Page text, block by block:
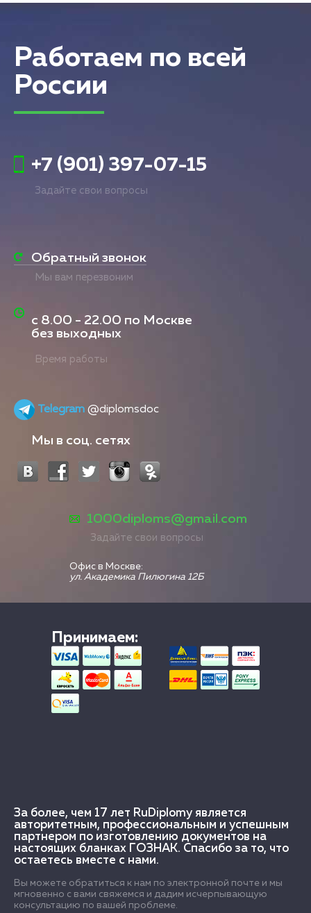
Работаем по всей
России
+7 (901) 397-07-15
Задайте свои вопросы
Обратный звонок
Мы вам перезвоним
с 8.00 - 22.00 по Москве
без выходных
Время работы
Telegram @diplomsdoc
Мы в соц. сетях
1000diploms@gmail.com
Задайте свои вопросы
Офис в Москве:
ул. Академика Пилюгина 12Б
Принимаем:
За более, чем 17 лет RuDiplomy является
авторитетным, профессиональным и успешным
партнером по изготовлению документов на
настоящих бланках ГОЗНАК. Спасибо за то, что
остаетесь вместе с нами.
Вы можете обратиться к нам по электронной почте и мы
мгновенно с вами свяжемся и дадим исчерпывающую
консультацию по вашей проблеме.